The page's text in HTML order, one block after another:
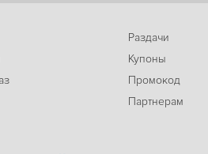
Раздачи
Купоны
Промокод
Партнерам